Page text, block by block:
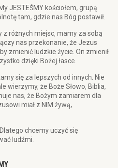
JESTEŚMY kościołem, grupą
tam, gdzie nas Bóg postawił.
różnych miejsc, mamy za sobą
nas przekonanie, że Jezus
zmienić ludzkie życie. On zmienił
dzięki Bożej łasce.
się za lepszych od innych. Nie
wierzymy, że Boże Słowo, Biblia,
nas, że Bożym zamiarem dla
miał z NIM żywą,
chcemy uczyć się
ludźmi.